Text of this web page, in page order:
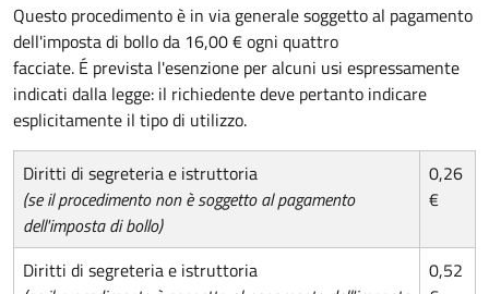
Questo procedimento è in via generale soggetto al pagamento
dell'imposta di bollo da 16,00 € ogni quattro
facciate. É prevista l'esenzione per alcuni usi espressamente
indicati dalla legge: il richiedente deve pertanto indicare
esplicitamente il tipo di utilizzo.
Diritti di segreteria e istruttoria
(se il procedimento non è soggetto al pagamento
dell'imposta di bollo)
0,26
€
Diritti di segreteria e istruttoria
0,52